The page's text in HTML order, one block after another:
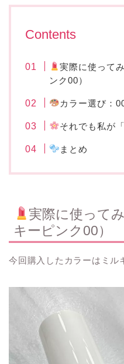
Contents
実際に使って
ンク00）
カラー選び：
それでも私が
まとめ
実際に使って
キーピンク00）
今回購入したカラーはミル